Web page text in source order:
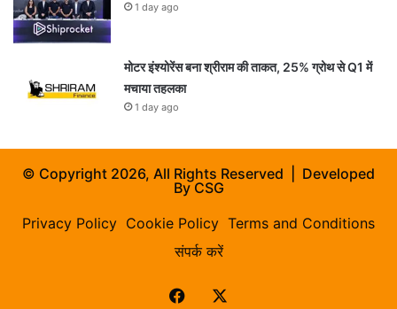
1 day ago
मोटर इंश्योरेंस बना श्रीराम की ताकत, 25% ग्रोथ से Q1 में
मचाया तहलका
1 day ago
© Copyright 2026, All Rights Reserved | Developed
ByCSG
Privacy Policy Cookie Policy Terms and Conditions
संपर्क करें
Facebook